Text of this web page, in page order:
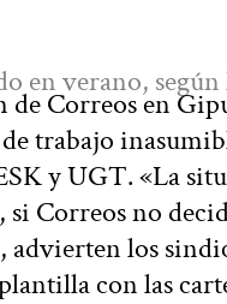
en verano,
Correos en
trabajo
y UGT. «La
Correos no
advierten los
plantilla con las